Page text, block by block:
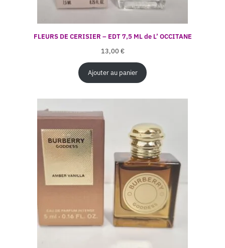
FLEURS DE CERISIER – EDT 7,5 ML de L’ OCCITANE
13,00 €
Ajouter au panier